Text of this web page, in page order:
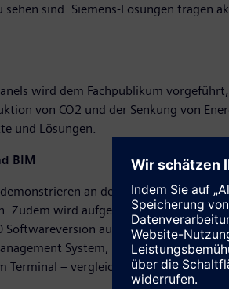
sind. Siemens-Lösungen tragen
wird dem Fachpublikum
von CO2 und der Senkung von
und Lösungen.
BIM
an der Swissbau, wie
Zudem wird aufgezeigt, wie die
Softwareversion auch neue
System, das unabhängig
Terminal – vergleichbar mit einem